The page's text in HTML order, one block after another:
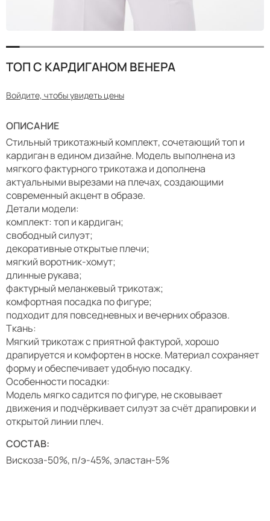
ТОП С КАРДИГАНОМ ВЕНЕРА
Войдите, чтобы увидеть цены
ОПИСАНИЕ
Стильный трикотажный комплект, сочетающий топ и
кардиган в едином дизайне. Модель выполнена из
мягкого фактурного трикотажа и дополнена
актуальными вырезами на плечах, создающими
современный акцент в образе.
Детали модели:
комплект: топ и кардиган;
свободный силуэт;
декоративные открытые плечи;
мягкий воротник-хомут;
длинные рукава;
фактурный меланжевый трикотаж;
комфортная посадка по фигуре;
подходит для повседневных и вечерних образов.
Ткань:
Мягкий трикотаж с приятной фактурой, хорошо
драпируется и комфортен в носке. Материал сохраняет
форму и обеспечивает удобную посадку.
Особенности посадки:
Модель мягко садится по фигуре, не сковывает
движения и подчёркивает силуэт за счёт драпировки и
открытой линии плеч.
СОСТАВ:
Вискоза-50%, п/э-45%, эластан-5%